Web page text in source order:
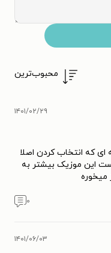
محبوب‌ترین
۱۴۰۱/۰۲/۲۹
که انتخاب کردن اصلا
این موزیک بیشتر به
میخوره
۰
۱۴۰۱/۰۶/۰۳